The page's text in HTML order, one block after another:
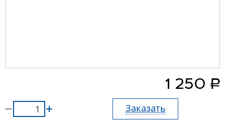
1 250 руб.
Заказать